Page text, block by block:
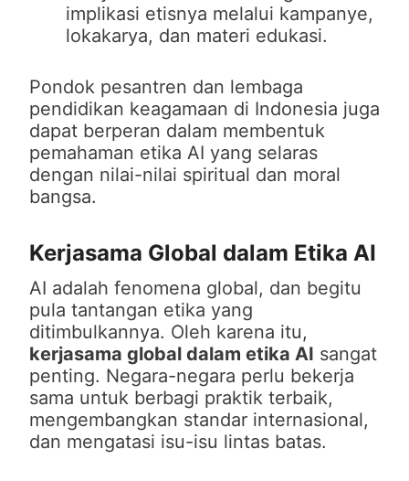
implikasi etisnya melalui kampanye,
lokakarya, dan materi edukasi.
Pondok pesantren dan lembaga
pendidikan keagamaan di Indonesia juga
dapat berperan dalam membentuk
pemahaman etika AI yang selaras
dengan nilai-nilai spiritual dan moral
bangsa.
Kerjasama Global dalam Etika AI
AI adalah fenomena global, dan begitu
pula tantangan etika yang
ditimbulkannya. Oleh karena itu,
kerjasama global dalam etika AI sangat
penting. Negara-negara perlu bekerja
sama untuk berbagi praktik terbaik,
mengembangkan standar internasional,
dan mengatasi isu-isu lintas batas.